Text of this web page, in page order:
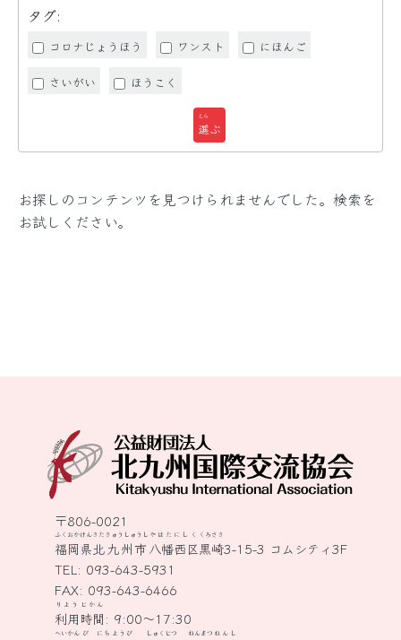
タグ:
コロナじょうほう ワンスト にほんご
さいがい ほうこく
選
えら
ぶ
お探しのコンテンツを見つけられませんでした。検索を
お試しください。
〒806-0021
福岡県
ふくおかけん
北九州市
きたきゅうしゅうし
八幡西区
やはたにしく
黒崎
くろさき
3-15-3 コムシティ3F
TEL: 093-643-5931
FAX: 093-643-6466
利用
りよう
時間
じかん
: 9:00～17:30
へいかん び にちようび しゅくじつ ねんまつ ねんし